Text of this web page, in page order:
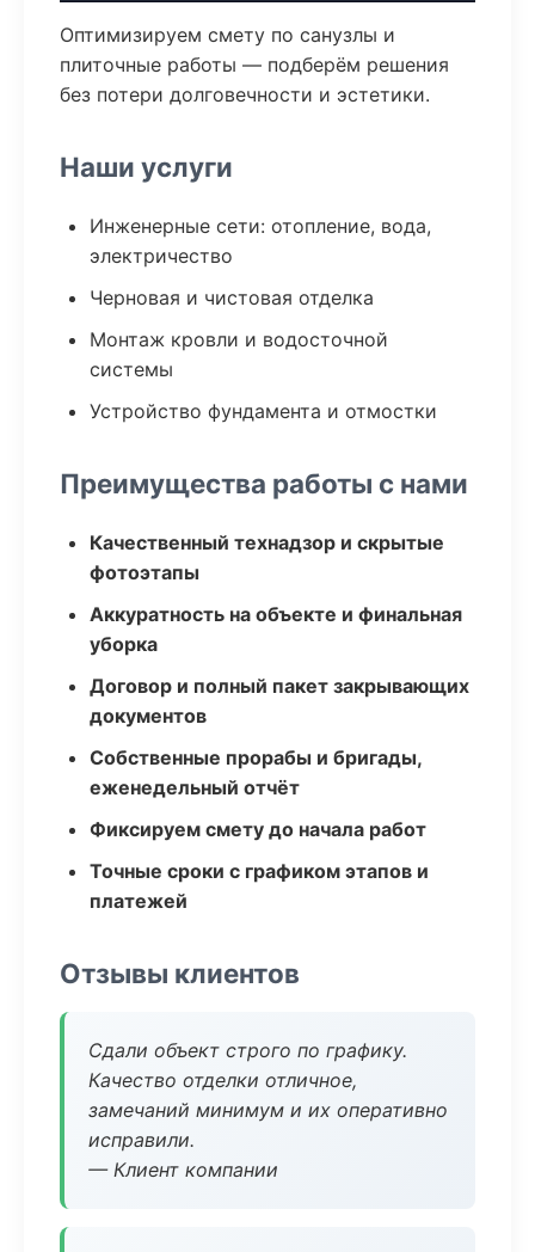
Оптимизируем смету по санузлы и
плиточные работы — подберём решения
без потери долговечности и эстетики.
Наши услуги
Инженерные сети: отопление, вода,
электричество
Черновая и чистовая отделка
Монтаж кровли и водосточной
системы
Устройство фундамента и отмостки
Преимущества работы с нами
Качественный технадзор и скрытые
фотоэтапы
Аккуратность на объекте и финальная
уборка
Договор и полный пакет закрывающих
документов
Собственные прорабы и бригады,
еженедельный отчёт
Фиксируем смету до начала работ
Точные сроки с графиком этапов и
платежей
Отзывы клиентов
Сдали объект строго по графику.
Качество отделки отличное,
замечаний минимум и их оперативно
исправили.
— Клиент компании